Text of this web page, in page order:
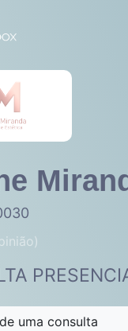
uma consulta